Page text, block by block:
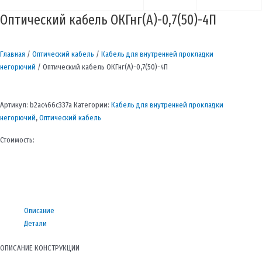
Оптический кабель ОКГнг(А)-0,7(50)-4П
Главная / Оптический кабель / Кабель для внутренней прокладки
негорючий / Оптический кабель ОКГнг(А)-0,7(50)-4П
Артикул: b2ac466c337aКатегории: Кабель для внутренней прокладки
негорючий,Оптический кабель
Стоимость:
Описание
Детали
ОПИСАНИЕ КОНСТРУКЦИИ